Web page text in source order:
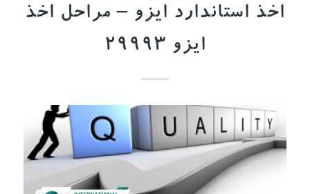
اخذ استاندارد ایزو – مراحل اخذ
ایزو 29993